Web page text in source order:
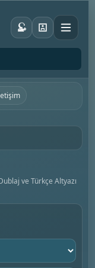
ve Türkçe Altyazı